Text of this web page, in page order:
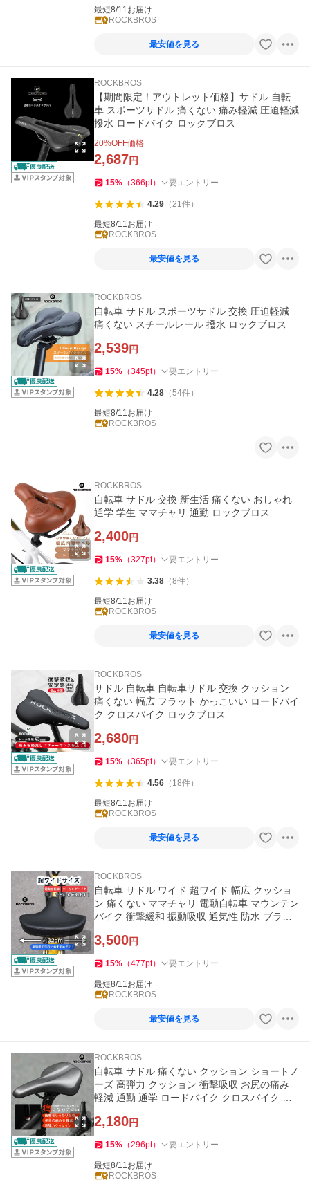
最短8/11お届け
ROCKBROS
最安値を見る
ROCKBROS
【期間限定！アウトレット価格】サドル 自転
車 スポーツサドル 痛くない 痛み軽減 圧迫軽減
撥水 ロードバイク ロックブロス
20%OFF価格
2,687円
15% （366pt） 要エントリー
4.29（21件）
最短8/11お届け
ROCKBROS
最安値を見る
ROCKBROS
自転車 サドル スポーツサドル 交換 圧迫軽減
痛くない スチールレール 撥水 ロックブロス
2,539円
15% （345pt） 要エントリー
4.28（54件）
最短8/11お届け
ROCKBROS
ROCKBROS
自転車 サドル 交換 新生活 痛くない おしゃれ
通学 学生 ママチャリ 通勤 ロックブロス
2,400円
15% （327pt） 要エントリー
3.38（8件）
最短8/11お届け
ROCKBROS
最安値を見る
ROCKBROS
サドル 自転車 自転車サドル 交換 クッション
痛くない 幅広 フラット かっこいい ロードバイ
ク クロスバイク ロックブロス
2,680円
15% （365pt） 要エントリー
4.56（ 18件）
最短8/11お届け
ROCKBROS
最安値を見る
ROCKBROS
自転車 サドル ワイド 超ワイド 幅広 クッショ
ン 痛くない ママチャリ 電動自転車 マウンテン
バイク 衝撃緩和 振動吸収 通気性 防水 ブラッ
3,500円
15% （477pt） 要エントリー
最短8/11お届け
ROCKBROS
最安値を見る
ROCKBROS
自転車 サドル 痛くない クッション ショートノ
ーズ 高弾力 クッション 衝撃吸収 お尻の痛み
軽減 通勤 通学 ロードバイク クロスバイク ロ
2,180円
15% （296pt） 要エントリー
最短8/11お届け
ROCKBROS